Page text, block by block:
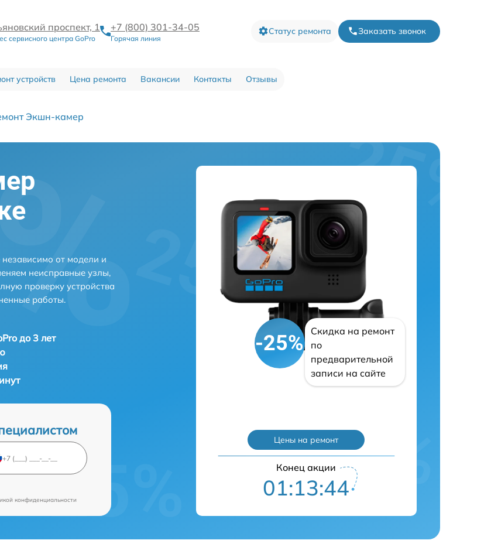
проспект, 1
сервисного центра GoPro
+7 (800) 301-34-05
Горячая линия
Статус ремонта Заказать звонок
устройств Цена ремонта Вакансии Контакты Отзывы
Экшн-камер
от модели и
неисправные узлы,
проверку устройства
работы.
до 3 лет
конфиденциальности
-25%
Скидка на ремонт
по
предварительной
записи на сайте
Цены на ремонт
Конец акции
01:13:43